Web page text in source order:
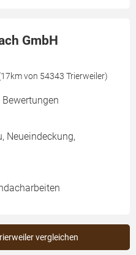
GmbH
von 54343 Trierweiler)
Neueindeckung,
vergleichen